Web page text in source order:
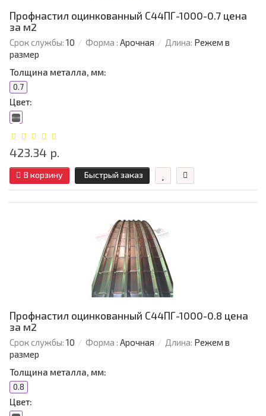
Профнастил оцинкованный С44ПГ-1000-0.7 цена
за м2
Срок службы: 10 Форма : Арочная Длина: Режем в
размер
Толщина металла, мм:
0.7
Цвет:
423.34 р.
В корзину Быстрый заказ
Профнастил оцинкованный С44ПГ-1000-0.8 цена
за м2
Срок службы: 10 Форма : Арочная Длина: Режем в
размер
Толщина металла, мм:
0.8
Цвет: